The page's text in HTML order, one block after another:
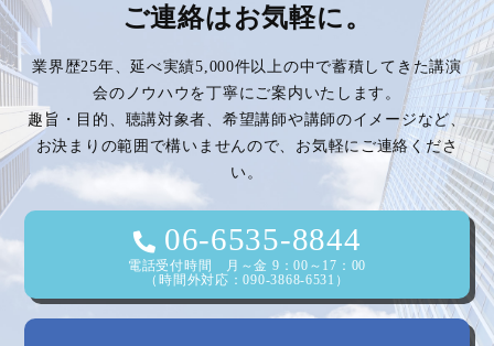
ご連絡はお気軽に。
業界歴25年、延べ実績5,000件以上の中で蓄積してきた講演
会のノウハウを丁寧にご案内いたします。
趣旨・目的、聴講対象者、希望講師や講師のイメージなど、
お決まりの範囲で構いませんので、お気軽にご連絡くださ
い。
06-6535-8844
電話受付時間 月～金 9：00～17：00
（時間外対応：090-3868-6531）